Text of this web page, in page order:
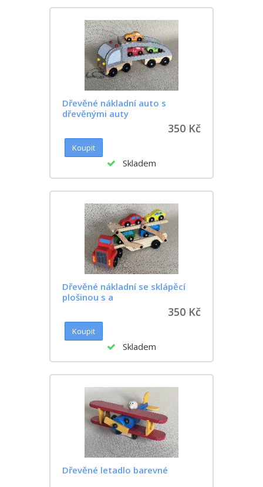
Dřevěné nákladní auto s
dřevěnými auty
350 Kč
Skladem
Dřevěné nákladní se sklápěcí
plošinou s a
350 Kč
Skladem
Dřevěné letadlo barevné